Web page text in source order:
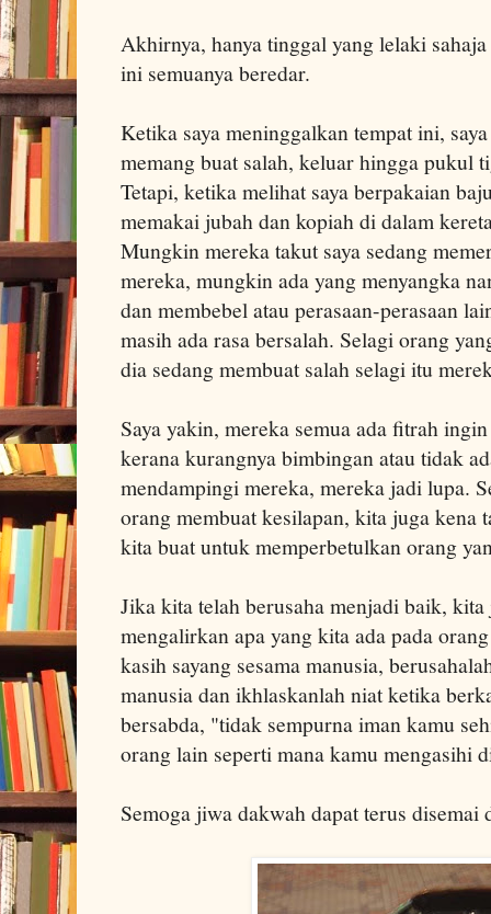
Akhirnya, hanya tinggal yang lelaki
ini semuanya beredar.
Ketika saya meninggalkan tempat ini,
memang buat salah, keluar hingga pukul
Tetapi, ketika melihat saya berpakaian
memakai jubah dan kopiah di dalam
Mungkin mereka takut saya sedang
mereka, mungkin ada yang menyangka
dan membebel atau perasaan-perasaan
masih ada rasa bersalah. Selagi orang
dia sedang membuat salah selagi itu
Saya yakin, mereka semua ada fitrah
kerana kurangnya bimbingan atau tidak
mendampingi mereka, mereka jadi lupa.
orang membuat kesilapan, kita juga kena
kita buat untuk memperbetulkan orang
Jika kita telah berusaha menjadi baik,
mengalirkan apa yang kita ada pada
kasih sayang sesama manusia,
manusia dan ikhlaskanlah niat ketika
bersabda, "tidak sempurna iman kamu
orang lain seperti mana kamu mengasihi
Semoga jiwa dakwah dapat terus disemai